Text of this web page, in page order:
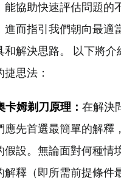
能協助快速評估問題的
進而指引我們朝向最適
和解決思路。 以下將介
捷思法：
卡姆剃刀原理： 在解決
應先首選最簡單的解釋
假設。無論面對何種情
解釋（即所需前提條件